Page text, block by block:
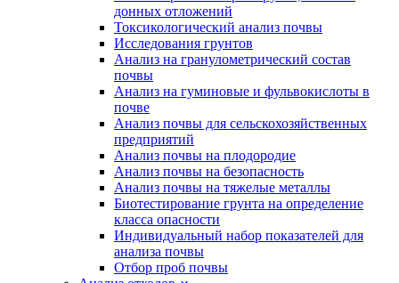
донных отложений
Токсикологический анализ почвы
Исследования грунтов
Анализ на гранулометрический состав
почвы
Анализ на гуминовые и фульвокислоты в
почве
Анализ почвы для сельскохозяйственных
предприятий
Анализ почвы на плодородие
Анализ почвы на безопасность
Анализ почвы на тяжелые металлы
Биотестирование грунта на определение
класса опасности
Индивидуальный набор показателей для
анализа почвы
Отбор проб почвы